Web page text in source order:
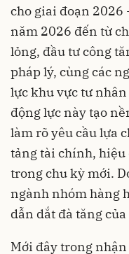
cho giai đoạn
năm 2026 đến từ
lỏng, đầu tư công
pháp lý, cùng các
lực khu vực tư
động lực này tạo
làm rõ yêu cầu lựa
tảng tài chính, hiệu
trong chu kỳ mới.
ngành nhóm hàng
dẫn dắt đà tăng
Mới đây trong